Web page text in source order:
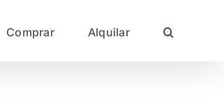
Comprar Alquilar